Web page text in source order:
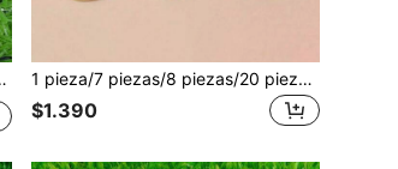
1 pieza/7 piezas/8 piezas/20 piezas Juego de llaveros con cara de dibujos animados lindos - Anillo de llaves de aleación de zinc de moda, estilo de dibujos animados bohemio, elegante, lindo, anillo de llaves para eventos de fiesta, pequeño regalo, llavero lindo adecuado para regreso a la escuela, Día del Maestro, ceremonia de graduación, regalo de temporada de regreso a la escuela, premio de aula, regalo para el maestro
$1.390